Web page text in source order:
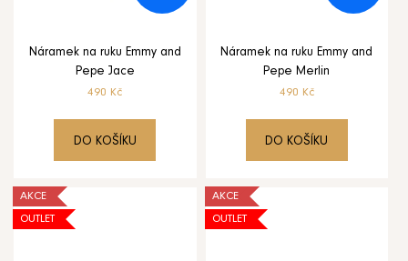
Náramek na ruku Emmy and
Pepe Jace
490 Kč
DO KOŠÍKU
Náramek na ruku Emmy and
Pepe Merlin
490 Kč
DO KOŠÍKU
AKCE
OUTLET
AKCE
OUTLET